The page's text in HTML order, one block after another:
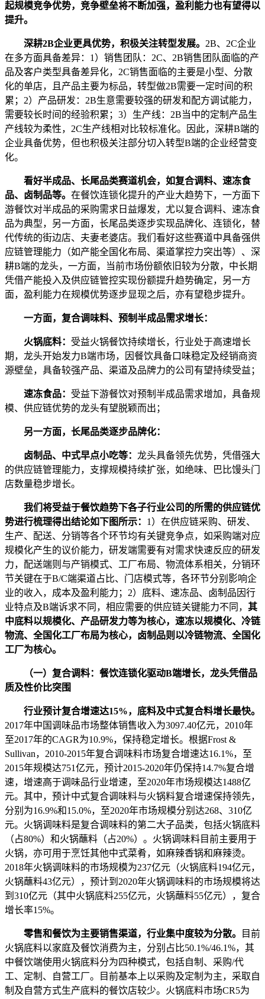
起规模竞争优势，竞争壁垒将不断加强，盈利能力也有望得以
提升。
深耕2B企业更具优势，积极关注转型发展。 2B、2C企业
在多方面具备差异：1）销售团队：2C、2B销售团队面临的产
品及客户类型具备差异化，2C销售面临的主要是小型、分散
化的单店，且产品主要为标品，转型做2B需要一定时间的积
累；2）产品研发：2B生意需要较强的研发和配方调试能力，
需要较长时间的经验积累；3）生产线：2B当中的定制产品生
产线较为柔性，2C生产线相对比较标准化。因此，深耕B端的
企业具备优势，但也积极关注部分切入转型B端的企业经营变
化。
看好半成品、长尾品类赛道机会，如复合调料、速冻食
品、卤制品等。 在餐饮连锁化提升的产业大趋势下，一方面下
游餐饮对半成品的采购需求日益爆发，尤以复合调料、速冻食
品为典型，另一方面，长尾品类逐步实现品牌化、连锁化，替
代传统的街边店、夫妻老婆店。我们看好这些赛道中具备强供
应链管理能力（如产能全国化布局、渠道掌控力突出等）、深
耕B端的龙头，一方面，当前市场份额依旧较为分散，中长期
凭借产能投入及供应链管控实现份额提升趋势确定，另一方
面，盈利能力在规模优势逐步显现之后，亦有望稳步提升。
一方面，复合调味料、预制半成品需求增长：
火锅底料： 受益火锅餐饮持续增长，行业处于高速增长
期，龙头开始发力B端市场，因餐饮具备口味稳定及经销商资
源壁垒，具备较强产品、渠道及品牌力的公司有望持续受益；
速冻食品： 受益下游餐饮对预制半成品需求增加，具备规
模、供应链优势的龙头有望脱颖而出；
另一方面，长尾品类逐步品牌化：
卤制品、中式早点小吃等： 龙头具备领先优势，凭借强大
的供应链管理能力，支撑规模持续扩张，如绝味、巴比馒头门
店数量稳步增长。
我们将受益于餐饮趋势下各子行业公司的所需的供应链优
势进行梳理得出结论如下图所示： 1）在供应链采购、研发、
生产、配送、分销等各个环节均有关键竞争点，如采购端对应
规模化产生的议价能力，研发端需要有对需求快速反应的研发
力，配送端则与产销模式、工厂布局、物流体系相关，分销环
节关键在于B/C端渠道占比、门店模式等，各环节分别影响企
业的收入，成本及盈利能力；2）底料、速冻品、卤制品因行
业特点及B端诉求不同，相应需要的供应链关键能力不同， 其
中底料以规模化、产品研发力等为核心，速冻以规模化、冷链
物流、全国化工厂布局为核心，卤制品则以冷链物流、全国化
工厂为核心。
（一）复合调料：餐饮连锁化驱动B端增长，龙头凭借品
质及性价比突围
行业预计复合增速达15%，底料及中式复合料增长最快。
2017年中国调味品市场整体销售收入为3097.40亿元，2010年
至2017年的CAGR为10.9%，保持稳定增长。根据Frost &
Sullivan，2010-2015年复合调味料市场复合增速达16.1%，至
2015年规模达751亿元，预计2015-2020年仍保持14.7%复合增
速，增速高于调味品行业增速，至2020年市场规模达1488亿
元。其中，预计中式复合调味料与火锅料复合增速保持领先，
分别为16.9%和15.0%，至2020年市场规模分别达268、310亿
元。火锅调味料是复合调味料的第二大子品类，包括火锅底料
（占80%）和火锅蘸料（占20%）。火锅调味料目前主要用于
火锅，亦可用于烹饪其他中式菜肴，如麻辣香锅和麻辣烫。
2018年火锅调味料的市场规模为237亿元（火锅底料194亿元，
火锅蘸料43亿元），预计到2020年火锅调味料的市场规模将达
到310亿元（其中火锅底料255亿元，火锅蘸料55亿元），复合
增长率15%。
零售和餐饮为主要销售渠道，行业集中度较为分散。
目前
火锅底料以家庭及餐饮消费为主，分别占比50.1%/46.1%，其
中餐饮端使用火锅底料分为四种模式，包括自制、采购/代
工、定制、自营工厂。目前基本上以采购及定制为主，采取自
制及自营方式生产底料的餐饮店较少。火锅底料市场CR5为